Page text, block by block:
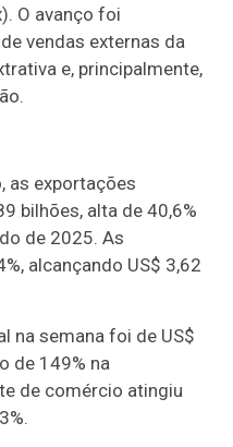
O avanço foi
vendas externas da
e, principalmente,
as exportações
bilhões, alta de 40,6%
de 2025. As
alcançando US$ 3,62
na semana foi de US$
de 149% na
de comércio atingiu